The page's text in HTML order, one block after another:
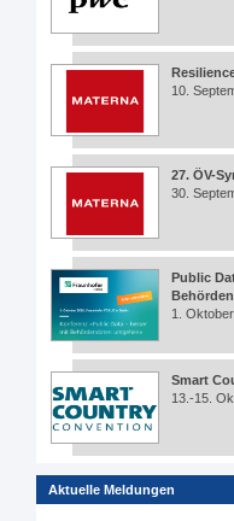
10.
27. ÖV-
30.
Public
1.
Smart
13.-15.
Aktuelle Meldungen